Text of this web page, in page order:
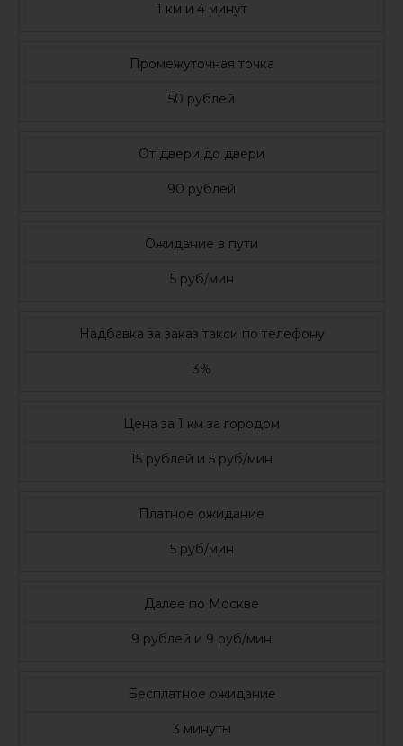
1 км и 4 минут
Промежуточная точка
50 рублей
От двери до двери
90 рублей
Ожидание в пути
5 руб/мин
Надбавка за заказ такси по телефону
3%
Цена за 1 км за городом
15 рублей и 5 руб/мин
Платное ожидание
5 руб/мин
Далее по Москве
9 рублей и 9 руб/мин
Бесплатное ожидание
3 минуты